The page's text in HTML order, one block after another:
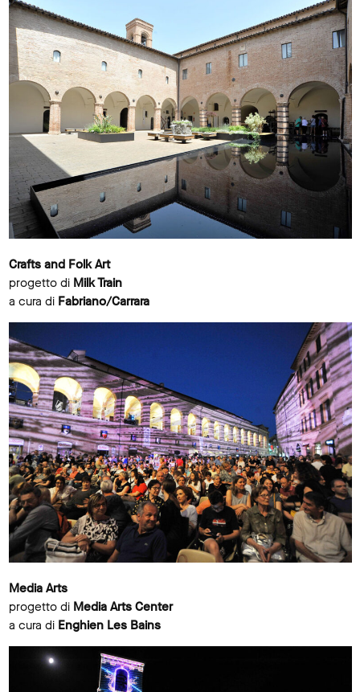
Crafts and Folk Art
progetto di Milk Train
a cura di Fabriano/Carrara
Media Arts
progetto di Media Arts Center
a cura di Enghien Les Bains